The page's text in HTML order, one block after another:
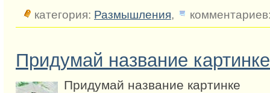
категория: Размышления,
Придумай название картинке
Придумай название картинке